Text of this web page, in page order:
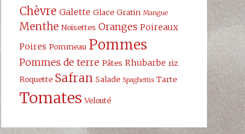
Chèvre Galette Glace Gratin Mangue
Menthe Noisettes Oranges Poireaux
Poires Pommeau Pommes
Pommes de terre Pâtes Rhubarbe riz
Roquette Safran Salade Spaghettis Tarte
Tomates Velouté